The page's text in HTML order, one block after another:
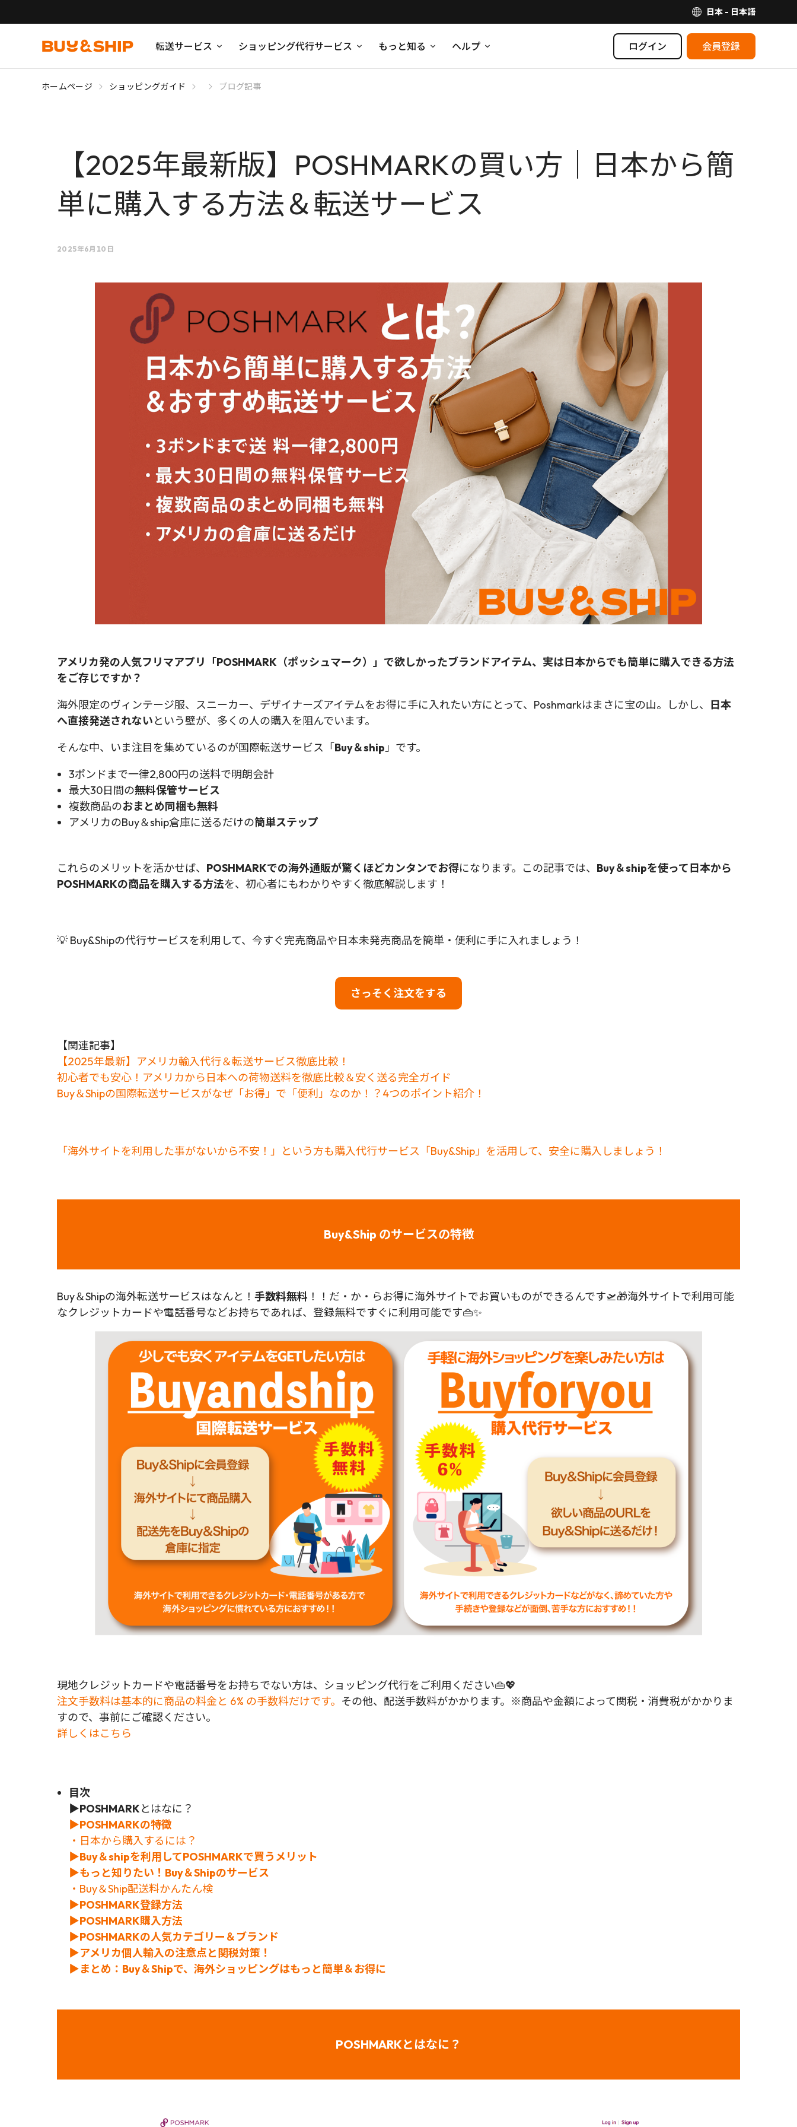
日本 - 日本語
転送サービス ショッピング代行サービス もっと知る ヘルプ ログイン 会員登録
ホームページ ショッピングガイド ブログ記事
【2025年最新版】POSHMARKの買い方｜日本から簡
単に購入する方法＆転送サービス
2025年6月10日
アメリカ発の人気フリマアプリ「POSHMARK （ポッシュマーク）」で欲しかったブランドアイテム、実は日本からでも簡単に購入できる方法
をご存じですか？
海外限定のヴィンテージ服、スニーカー、デザイナーズアイテムをお得に手に入れたい方にとって、Poshmarkはまさに宝の山。しかし、 日本
へ直接発送されないという壁が、多くの人の購入を阻んでいます。
そんな中、いま注目を集めているのが国際転送サービス「Buy＆ship」です。
3ポンドまで一律2,800円の送料で明朗会計
最大30日間の無料保管サービス
複数商品のおまとめ同梱も無料
アメリカのBuy＆ship倉庫に送るだけの簡単ステップ
これらのメリットを活かせば、 POSHMARKでの海外通販が驚くほどカンタンでお得になります。この記事では、 Buy＆shipを使って日本から
POSHMARKの商品を購入する方法を、初心者にもわかりやすく徹底解説します！
💡 Buy&Shipの代行サービスを利用して、今すぐ完売商品や日本未発売商品を簡単・便利に手に入れましょう！
さっそく注文をする
【関連記事】
【2025年最新】アメリカ輸入代行＆転送サービス徹底比較！
初心者でも安心！アメリカから日本への荷物送料を徹底比較＆安く送る完全ガイド
Buy＆Shipの国際転送サービスがなぜ「お得」で「便利」なのか！？4つのポイント紹介！
「海外サイトを利用した事がないから不安！」という方も購入代行サービス「Buy&Ship」を活用して、安全に購入しましょう！
Buy&Ship のサービスの特徴
Buy＆Shipの海外転送サービスはなんと！ 手数料無料 ！！だ・か・らお得に海外サイトでお買いものができるんです🛫🎁海外サイトで利用可能
なクレジットカードや電話番号などお持ちであれば、登録無料ですぐに利用可能です👜✨
現地クレジットカードや電話番号をお持ちでない方は、ショッピング代行をご利用ください👜💖
注文手数料は基本的に商品の料金と 6% の手数料だけです。 その他、配送手数料がかかります。※商品や金額によって関税・消費税がかかりま
すので、事前にご確認ください。
詳しくはこちら
目次
▶POSHMARKとはなに？
▶POSHMARKの特徴
・日本から購入するには？
▶Buy＆shipを利用してPOSHMARKで買うメリット
▶もっと知りたい！Buy＆Shipのサービス
・Buy＆Ship配送料かんたん検
▶POSHMARK登録方法
▶POSHMARK購入方法
▶POSHMARKの人気カテゴリー＆ブランド
▶アメリカ個人輸入の注意点と関税対策！
▶まとめ：Buy＆Shipで、海外ショッピングはもっと簡単＆お得に
POSHMARKとはなに？